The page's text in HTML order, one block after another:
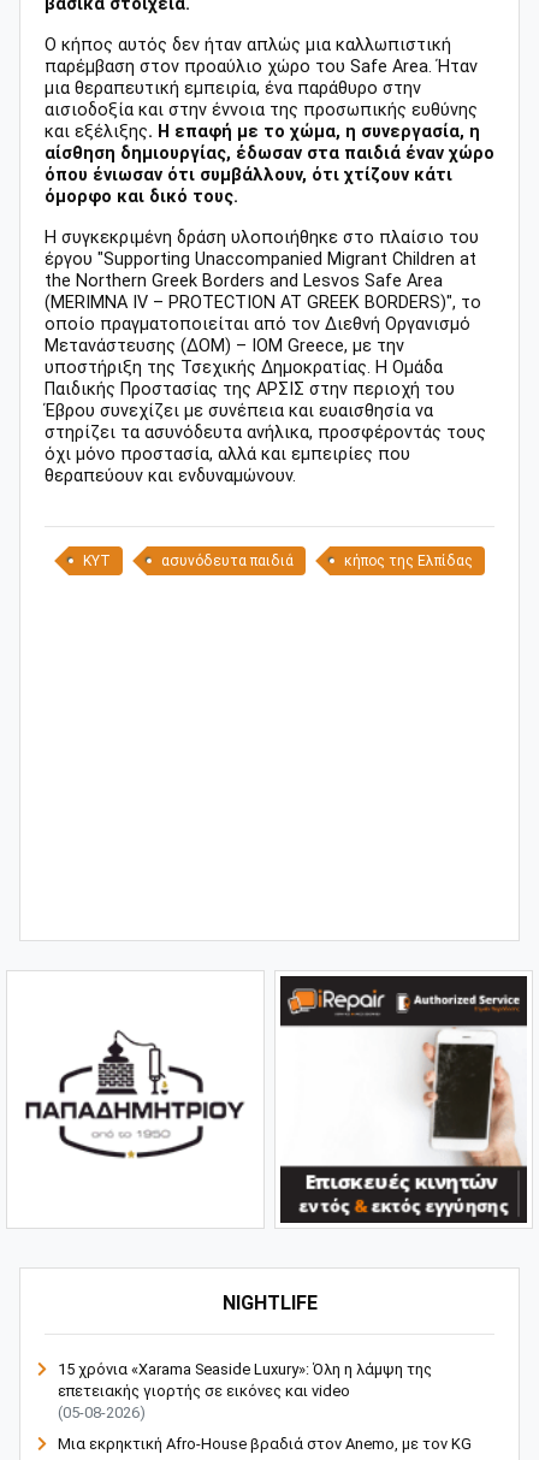
NIGHTLIFE
15 χρόνια «Xarama Seaside Luxury»: Όλη η λάμψη της
επετειακής γιορτής σε εικόνες και video
(05-08-2026)
Μια εκρηκτική Afro-House βραδιά στον Anemo, με τον KG
Ο κήπος αυτός δεν ήταν απλώς μια καλλωπιστική
παρέμβαση στον προαύλιο χώρο του Safe Area. Ήταν
μια θεραπευτική εμπειρία, ένα παράθυρο στην
αισιοδοξία και στην έννοια της προσωπικής ευθύνης
και εξέλιξης. Η επαφή με το χώμα, η συνεργασία, η
αίσθηση δημιουργίας, έδωσαν στα παιδιά έναν χώρο
όπου ένιωσαν ότι συμβάλλουν, ότι χτίζουν κάτι
όμορφο και δικό τους.
Η συγκεκριμένη δράση υλοποιήθηκε στο πλαίσιο του
έργου "Supporting Unaccompanied Migrant Children at
the Northern Greek Borders and Lesvos Safe Area
(MERIMNA IV – PROTECTION AT GREEK BORDERS)", το
οποίο πραγματοποιείται από τον Διεθνή Οργανισμό
Μετανάστευσης (ΔΟΜ) – IOM Greece, με την
υποστήριξη της Τσεχικής Δημοκρατίας. Η Ομάδα
Παιδικής Προστασίας της ΑΡΣΙΣ στην περιοχή του
Έβρου συνεχίζει με συνέπεια και ευαισθησία να
στηρίζει τα ασυνόδευτα ανήλικα, προσφέροντάς τους
όχι μόνο προστασία, αλλά και εμπειρίες που
θεραπεύουν και ενδυναμώνουν.
ΚΥΤ ασυνόδευτα παιδιά κήπος της Ελπίδας